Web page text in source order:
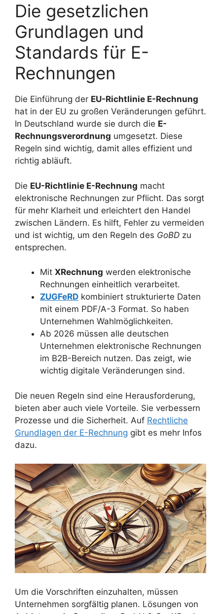
Die gesetzlichen
Grundlagen und
Standards für E-
Rechnungen
Die Einführung der EU-Richtlinie E-Rechnung
hat in der EU zu großen Veränderungen geführt.
In Deutschland wurde sie durch die E-
Rechnungsverordnung umgesetzt. Diese
Regeln sind wichtig, damit alles effizient und
richtig abläuft.
Die EU-Richtlinie E-Rechnung macht
elektronische Rechnungen zur Pflicht. Das sorgt
für mehr Klarheit und erleichtert den Handel
zwischen Ländern. Es hilft, Fehler zu vermeiden
und ist wichtig, um den Regeln des GoBD zu
entsprechen.
Mit XRechnung werden elektronische
Rechnungen einheitlich verarbeitet.
ZUGFeRD kombiniert strukturierte Daten
mit einem PDF/A-3 Format. So haben
Unternehmen Wahlmöglichkeiten.
Ab 2026 müssen alle deutschen
Unternehmen elektronische Rechnungen
im B2B-Bereich nutzen. Das zeigt, wie
wichtig digitale Veränderungen sind.
Die neuen Regeln sind eine Herausforderung,
bieten aber auch viele Vorteile. Sie verbessern
Prozesse und die Sicherheit. Auf Rechtliche
Grundlagen der E-Rechnung gibt es mehr Infos
dazu.
Um die Vorschriften einzuhalten, müssen
Unternehmen sorgfältig planen. Lösungen von